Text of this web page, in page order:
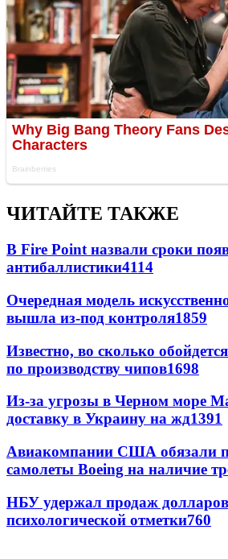
ЧИТАЙТЕ ТАКЖЕ
В Fire Point назвали сроки
антибаллистики4114
Очередная модель
вышла из-под контроля1859
Известно, во сколько
по производству чипов1698
Из-за угрозы в Черном море
доставку в Украину на жд1391
Авиакомпании США обязали
самолеты Boeing на наличие
НБУ удержал продаж
психологической отметки760